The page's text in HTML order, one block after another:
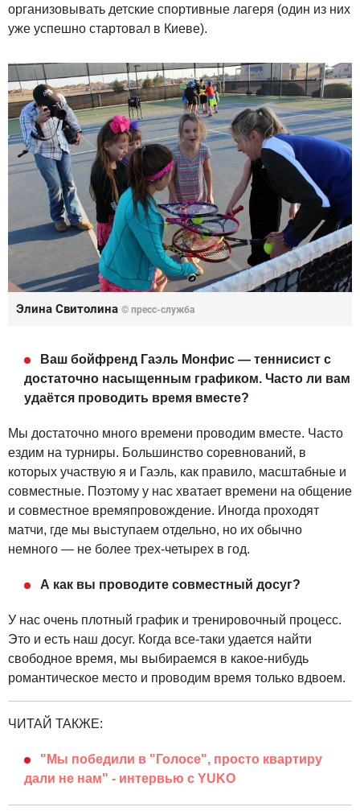
организовывать детские спортивные лагеря (один из них
уже успешно стартовал в Киеве).
Элина Свитолина © пресс-служба
Ваш бойфренд Гаэль Монфис ― теннисист с
достаточно насыщенным графиком. Часто ли вам
удаётся проводить время вместе?
Мы достаточно много времени проводим вместе. Часто
ездим на турниры. Большинство соревнований, в
которых участвую я и Гаэль, как правило, масштабные и
совместные. Поэтому у нас хватает времени на общение
и совместное времяпровождение. Иногда проходят
матчи, где мы выступаем отдельно, но их обычно
немного ― не более трех-четырех в год.
А как вы проводите совместный досуг?
У нас очень плотный график и тренировочный процесс.
Это и есть наш досуг. Когда все-таки удается найти
свободное время, мы выбираемся в какое-нибудь
романтическое место и проводим время только вдвоем.
ЧИТАЙ ТАКЖЕ:
"Мы победили в "Голосе", просто квартиру
дали не нам" - интервью с YUKO